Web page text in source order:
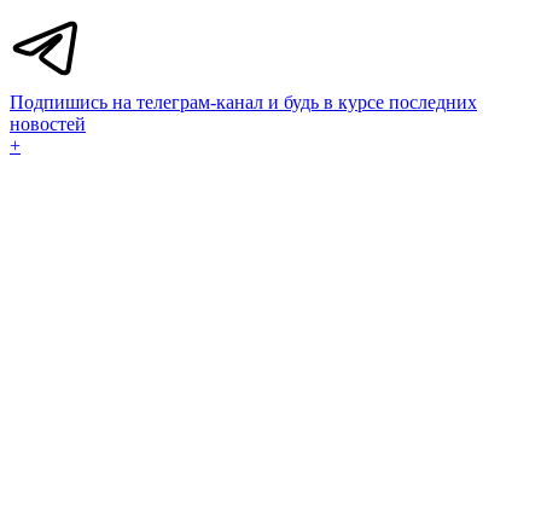
Подпишись на телеграм-канал и будь в курсе последних
новостей
+